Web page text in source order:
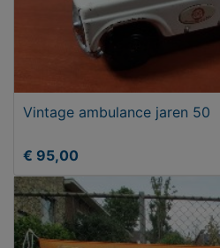
Vintage ambulance jaren 50
€ 95,00